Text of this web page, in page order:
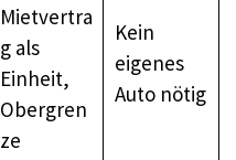
Mietvertra
g als
Einheit,
Obergren
ze
Kein
eigenes
Auto nötig